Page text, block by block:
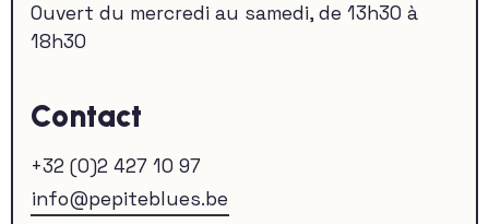
Ouvert du mercredi au samedi, de 13h30 à
18h30
Contact
+32 (0)2 427 10 97
info@pepiteblues.be